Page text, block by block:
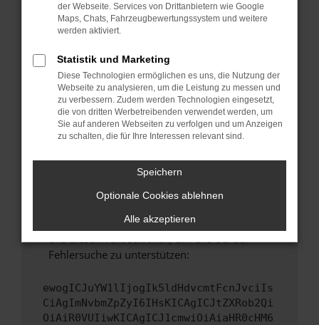
Starte dein Gerät neu.
Das kann manchmal helfen, vorübergehende
Stelle sicher, dass dein Browser und dein
Betriebssystem auf dem neuesten Stand
sind.
Veraltete Software birgt nicht nur ein
Sicherheitsrisiko, sondern kann auch dazu
führen, dass bestimmte Funktionen nicht mehr
Wende dich an den Webseitenbetreiber.
Wenn du alle oben genannten Schritte versucht
versuchen, das Problem zu beheben. Du kannst
uns diesen Text schicken, um uns bei der
Fehlersuche zu unterstützen:
ewogICJuYW1lIjogIk5ldHdvcmtFcnJvciIs
CiAgImNvbmZpZyI6IHsKICAgICJtZXRob2Qi
OiAiR0VUIiwKICAgICJ1cmwiOiAiaHR0cHM6
der Webseite. Services von Drittanbietern wie Google
Maps, Chats, Fahrzeugbewertungssystem und weitere
werden aktiviert.
Statistik und Marketing
Diese Technologien ermöglichen es uns, die Nutzung der
Webseite zu analysieren, um die Leistung zu messen und
zu verbessern. Zudem werden Technologien eingesetzt,
die von dritten Werbetreibenden verwendet werden, um
Sie auf anderen Webseiten zu verfolgen und um Anzeigen
zu schalten, die für Ihre Interessen relevant sind.
Speichern
Optionale Cookies ablehnen
Alle akzeptieren